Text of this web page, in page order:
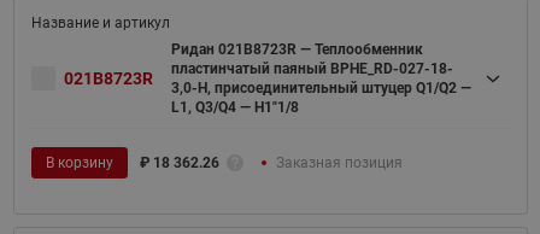
021B8723R
Ридан 021B8723R — Теплообменник
пластинчатый паяный BPHE_RD-027-18-
3,0-H, присоединительный штуцер Q1/Q2 —
L1, Q3/Q4 — H1"1/8
В корзину ₽ 18 362.26 Заказная позиция